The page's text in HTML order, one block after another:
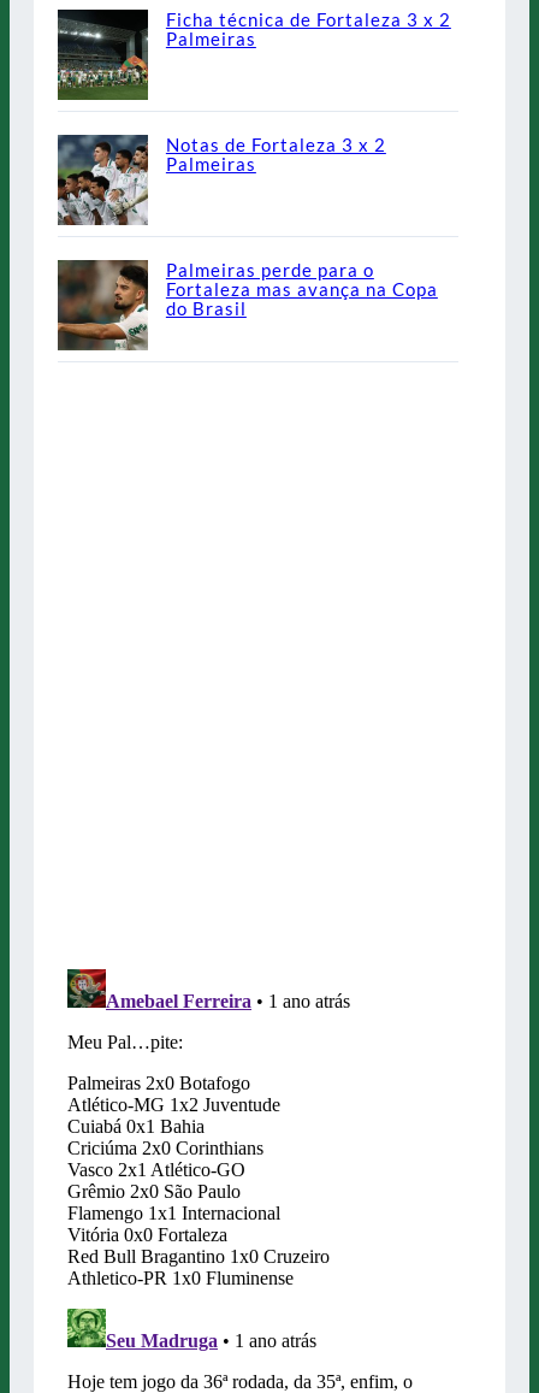
Ficha técnica de Fortaleza 3 x 2
Palmeiras
Notas de Fortaleza 3 x 2
Palmeiras
Palmeiras perde para o
Fortaleza mas avança na Copa
do Brasil